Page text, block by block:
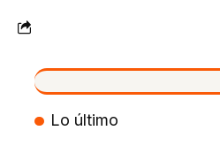
VIVO
Lo último